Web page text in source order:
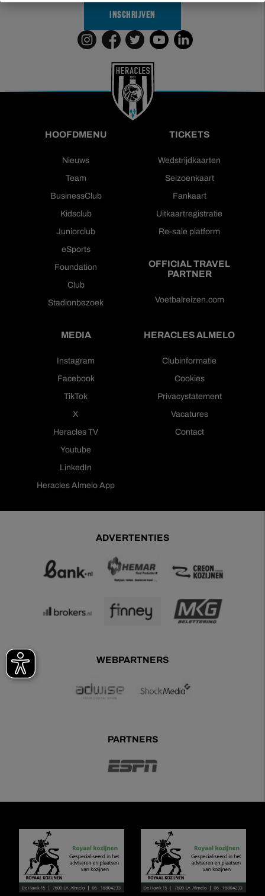
INSCHRIJVEN
HOOFDMENU
Nieuws
Team
BusinessClub
Kidsclub
Juniorclub
eSports
Foundation
Club
Stadionbezoek
TICKETS
Wedstrijdkaarten
Seizoenkaart
Fankaart
Uitkaartregistratie
Re-sale platform
OFFICIAL TRAVEL
PARTNER
Voetbalreizen.com
MEDIA
Instagram
Facebook
TikTok
X
Heracles TV
Youtube
LinkedIn
Heracles Almelo App
HERACLES ALMELO
Clubinformatie
Cookies
Privacystatement
Vacatures
Contact
ADVERTENTIES
WEBPARTNERS
PARTNERS